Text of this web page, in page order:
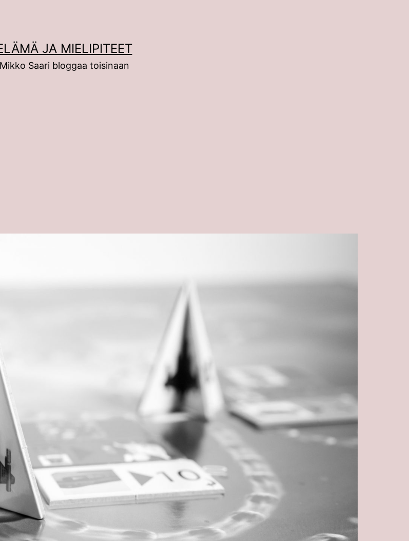
JA MIELIPITEET
Mikko Saari bloggaa toisinaan